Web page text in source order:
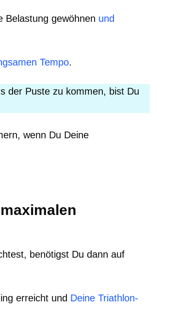
Belastung gewöhnen und
Tempo.
der Puste zu kommen, bist Du
wenn Du Deine
benötigst Du dann auf
erreicht und Deine Triathlon-